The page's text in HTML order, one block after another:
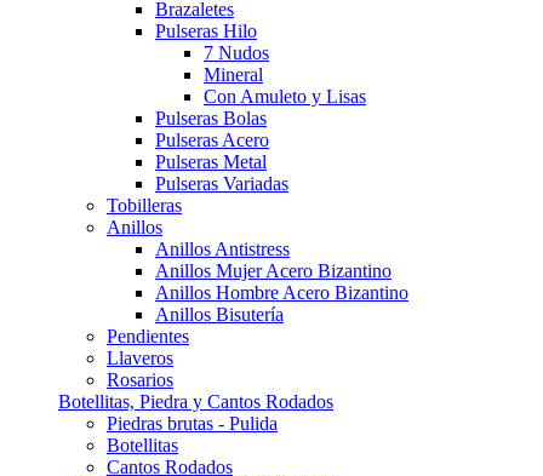
Brazaletes
Pulseras Hilo
7 Nudos
Mineral
Con Amuleto y Lisas
Pulseras Bolas
Pulseras Acero
Pulseras Metal
Pulseras Variadas
Tobilleras
Anillos
Anillos Antistress
Anillos Mujer Acero Bizantino
Anillos Hombre Acero Bizantino
Anillos Bisutería
Pendientes
Llaveros
Rosarios
Botellitas, Piedra y Cantos Rodados
Piedras brutas - Pulida
Botellitas
Cantos Rodados